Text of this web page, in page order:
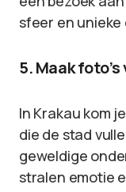
sfeer en unieke
5. Maak
In Krakau kom
die de stad
geweldige
stralen emotie